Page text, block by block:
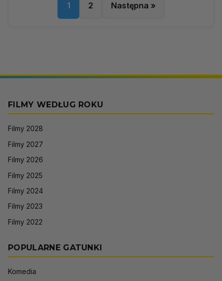
1 2 Następna »
FILMY WEDŁUG ROKU
Filmy 2028
Filmy 2027
Filmy 2026
Filmy 2025
Filmy 2024
Filmy 2023
Filmy 2022
POPULARNE GATUNKI
Komedia